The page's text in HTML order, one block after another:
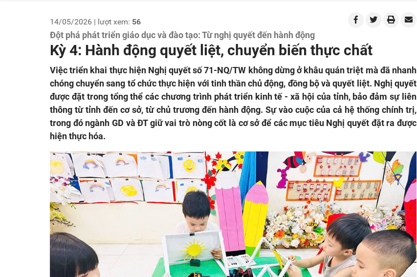
14/05/2026 | lượt xem: 56
Đột phá phát triển giáo dục và đào tạo: Từ nghị quyết đến hành động
Kỳ 4: Hành động quyết liệt, chuyển biến thực chất
Việc triển khai thực hiện Nghị quyết số 71-NQ/TW không dừng ở khâu quán triệt mà đã nhanh
chóng chuyển sang tổ chức thực hiện với tinh thần chủ động, đồng bộ và quyết liệt. Nghị quyết
được đặt trong tổng thể các chương trình phát triển kinh tế - xã hội của tỉnh, bảo đảm sự liên
thông từ tỉnh đến cơ sở, từ chủ trương đến hành động. Sự vào cuộc của cả hệ thống chính trị,
trong đó ngành GD và ĐT giữ vai trò nòng cốt là cơ sở để các mục tiêu Nghị quyết đặt ra được
hiện thực hóa.